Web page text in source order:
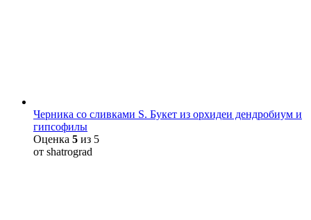
Черника со сливками S. Букет из орхидеи дендробиум и
гипсофилы
Оценка 5 из 5
от shatrograd